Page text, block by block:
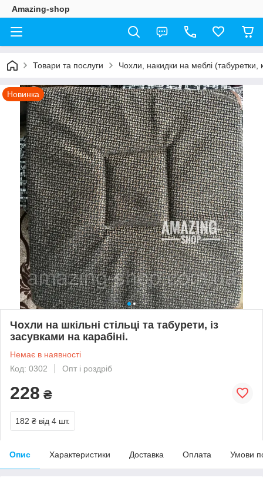
Amazing-shop
Товари та послуги Чохли, накидки на меблі (табуретки,
Новинка
Чохли на шкільні стільці та табурети, із
засувками на карабіні.
Немає в наявності
Код: 0302
Опт і роздріб
228 ₴
182 ₴ від 4 шт.
Опис Характеристики Доставка Оплата Умови